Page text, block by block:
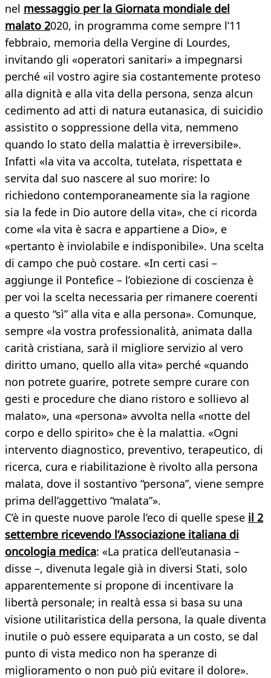
nel messaggio per la Giornata mondiale del
malato 2020, in programma come sempre l’11
febbraio, memoria della Vergine di Lourdes,
invitando gli «operatori sanitari» a impegnarsi
perché «il vostro agire sia costantemente proteso
alla dignità e alla vita della persona, senza alcun
cedimento ad atti di natura eutanasica, di suicidio
assistito o soppressione della vita, nemmeno
quando lo stato della malattia è irreversibile».
Infatti «la vita va accolta, tutelata, rispettata e
servita dal suo nascere al suo morire: lo
richiedono contemporaneamente sia la ragione
sia la fede in Dio autore della vita», che ci ricorda
come «la vita è sacra e appartiene a Dio», e
«pertanto è inviolabile e indisponibile». Una scelta
di campo che può costare. «In certi casi –
aggiunge il Pontefice – l’obiezione di coscienza è
per voi la scelta necessaria per rimanere coerenti
a questo “sì” alla vita e alla persona». Comunque,
sempre «la vostra professionalità, animata dalla
carità cristiana, sarà il migliore servizio al vero
diritto umano, quello alla vita» perché «quando
non potrete guarire, potrete sempre curare con
gesti e procedure che diano ristoro e sollievo al
malato», una «persona» avvolta nella «notte del
corpo e dello spirito» che è la malattia. «Ogni
intervento diagnostico, preventivo, terapeutico, di
ricerca, cura e riabilitazione è rivolto alla persona
malata, dove il sostantivo “persona”, viene sempre
prima dell’aggettivo “malata”».
C’è in queste nuove parole l’eco di quelle spese il 2
settembre ricevendo l’Associazione italiana di
oncologia medica: «La pratica dell’eutanasia –
disse –, divenuta legale già in diversi Stati, solo
apparentemente si propone di incentivare la
libertà personale; in realtà essa si basa su una
visione utilitaristica della persona, la quale diventa
inutile o può essere equiparata a un costo, se dal
punto di vista medico non ha speranze di
miglioramento o non può più evitare il dolore».